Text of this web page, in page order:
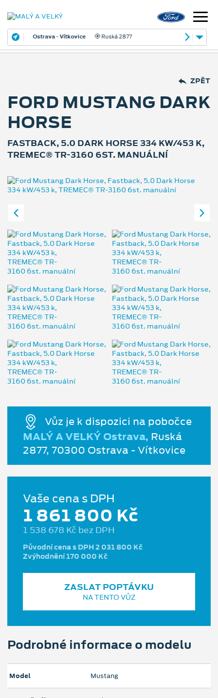
Ostrava - Vítkovice Ruská 2877
ZPĚT
FORD MUSTANG DARK
HORSE
FASTBACK, 5.0 DARK HORSE 334 KW/453 K,
TREMEC® TR-3160 6ST. MANUÁLNÍ
Vůz je k dispozici na pobočce
MALÝ A VELKÝ Ostrava, Ruská
2877, 70300 Ostrava - Vítkovice
Vaše cena s DPH
1 861 800 Kč
1 538 678 Kč bez DPH
Původní cena s DPH 2 031 800 Kč
Zvýhodnění 170 000 Kč
ZASLAT POPTÁVKU
NA TENTO VŮZ
Podrobné informace o modelu
Model Mustang